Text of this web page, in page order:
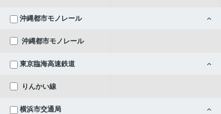
沖縄都市モノレール
沖縄都市モノレール
東京臨海高速鉄道
りんかい線
横浜市交通局